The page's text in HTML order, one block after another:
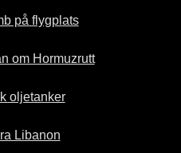
på flygplats
om Hormuzrutt
oljetanker
Libanon